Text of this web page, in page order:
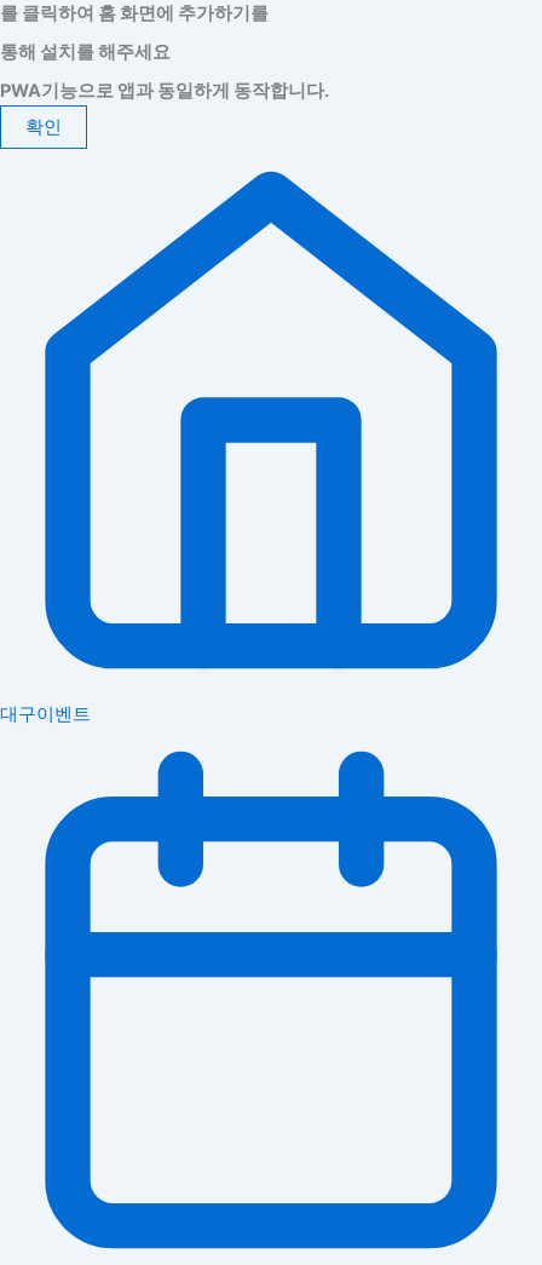
를 클릭하여 홈 화면에 추가하기를
통해 설치를 해주세요
PWA기능으로 앱과 동일하게 동작합니다.
확인
대구이벤트